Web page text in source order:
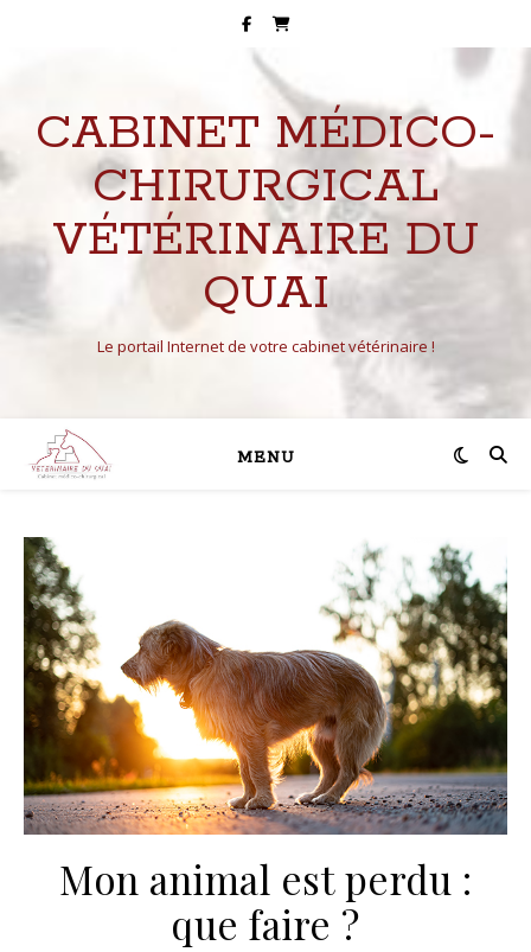
CABINET MÉDICO-
CHIRURGICAL
VÉTÉRINAIRE DU
QUAI
Le portail Internet de votre cabinet vétérinaire !
MENU
Mon animal est perdu :
que faire ?